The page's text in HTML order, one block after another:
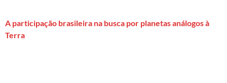
A participação brasileira na busca por planetas análogos à
Terra